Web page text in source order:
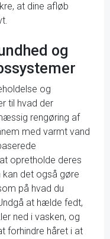
at dine afløb
og
og
til hvad der
rengøring af
med varmt vand
opretholde deres
kan det også gøre
på hvad du
at hælde fedt,
ned i vasken, og
forhindre håret i at